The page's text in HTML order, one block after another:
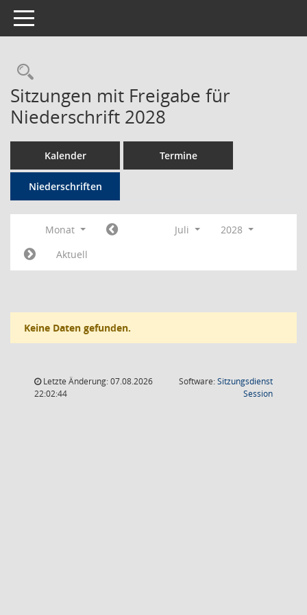
Toggle navigation
Rechercheauswahl
Sitzungen mit Freigabe für
Niederschrift 2028
Kalender Termine
Niederschriften
Monat Juli
2028
Aktuell
Keine Daten gefunden.
Letzte Änderung: 07.08.2026
22:02:44
Software:Sitzungsdienst
Session(Wird in